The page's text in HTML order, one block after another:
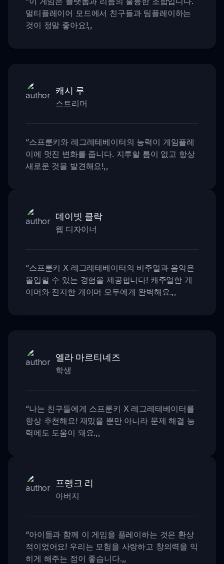
멀티플레이어 모드에서 친구들과 팀플레이하는
것이 정말 좋아요!,,
캐시 루
스트리머
“스프룬키와 레그레테베이터의 능력이 게임플레
이에 멋진 변화를 줍니다. 지루할 틈이 없고 항상
새로운 것을 발견해요!,,
데이빗 클락
웹 디자이너
“스프룬키 X 레그레테베이터의 비주얼과 음악은
몰입할 수 있는 경험을 제공합니다! 캐주얼한 게
이머와 진지한 게이머 모두에게 완벽해요.,,
엘라 마르티네즈
학생
“나는 친구들에게 스프룬키 X 레그레테베이터를
항상 추천해요! 재밌을 뿐만 아니라 문제 해결 능
력에도 도움이 돼요.,,
프랭크 리
아버지
“아이들과 함께 이 게임을 플레이하는 것은 환상
적이었어요! 우리는 모험을 사랑하고 창의력을 익
히게 해주는 점이 좋습니다.,,